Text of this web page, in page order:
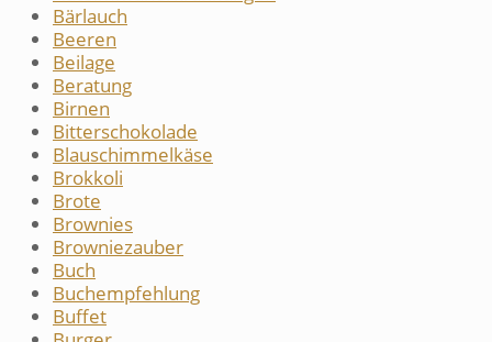
Bärlauch
Beeren
Beilage
Beratung
Birnen
Bitterschokolade
Blauschimmelkäse
Brokkoli
Brote
Brownies
Browniezauber
Buch
Buchempfehlung
Buffet